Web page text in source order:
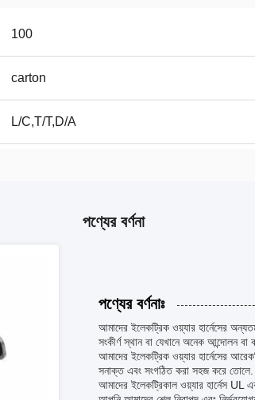
100
carton
L/C,T/T,D/A
পণ্যের বর্ণনা
পণ্যের বর্ণনাঃ
আমাদের ইলেকট্রিক ওয়্যার হার্নেসের
সংকীর্ণ স্থান বা যেখানে অনেক আন্দোলন
আমাদের ইলেকট্রিক ওয়্যার হার্নেসের
সনাক্ত এবং সংগঠিত করা সহজ করে তোলে.
আমাদের ইলেকট্রিকাল ওয়্যার হার্নেস UL